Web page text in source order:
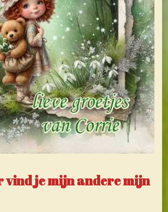
mijn andere mijn